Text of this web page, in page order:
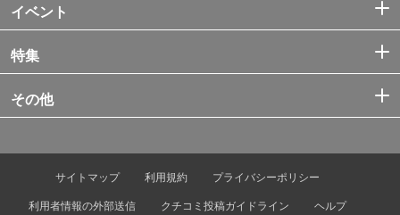
イベント
特集
その他
サイトマップ 利用規約
プライバシーポリシー
利用者情報の外部送信
クチコミ投稿ガイドライン
ヘルプ